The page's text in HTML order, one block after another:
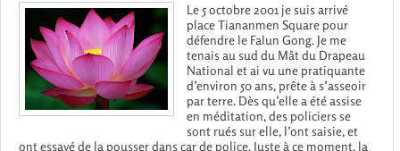
Le 5 octobre 2001 je suis arrivé
place Tiananmen Square pour
défendre le Falun Gong. Je me
tenais au sud du Mât du Drapeau
National et ai vu une pratiquante
d’environ 50 ans, prête à s’asseoir
par terre. Dès qu’elle a été assise
en méditation, des policiers se
sont rués sur elle, l’ont saisie, et
ont essayé de la pousser dans car de police. Juste à ce moment, la